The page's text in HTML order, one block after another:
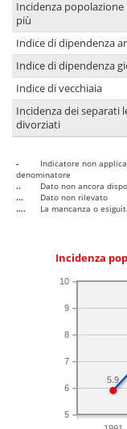
Incidenza
più
Indice di dipendenza
Indice di dipendenza
Indice di vecchiaia
Incidenza dei separati
divorziati
-
Indicatore non
denominatore
..
Dato non ancora
...
Dato non rilevato
....
La mancanza o
Incidenza
5
6
7
8
9
10
5.9